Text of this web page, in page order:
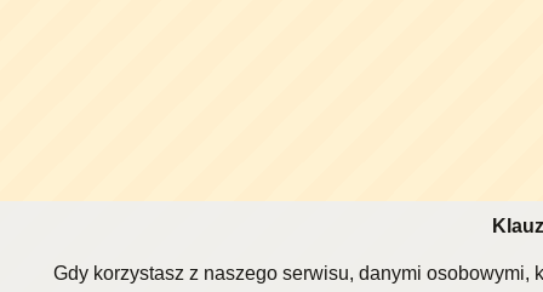
Gdy korzystasz z naszego serwisu, danymi osobowymi,